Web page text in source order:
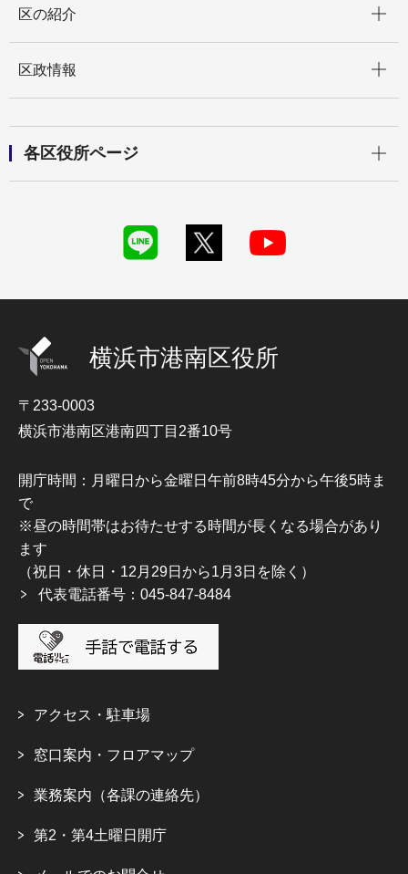
区の紹介
区政情報
各区役所ページ
横浜市港南区役所
〒233-0003
横浜市港南区港南四丁目2番10号
開庁時間：月曜日から金曜日午前8時45分から午後5時ま
で
※昼の時間帯はお待たせする時間が長くなる場合があり
ます
（祝日・休日・12月29日から1月3日を除く）
代表電話番号：045-847-8484
アクセス・駐車場
窓口案内・フロアマップ
業務案内（各課の連絡先）
第2・第4土曜日開庁